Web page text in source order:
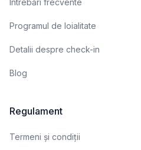
Întrebări frecvente
Programul de loialitate
Detalii despre check-in
Blog
Regulament
Termeni și condiții